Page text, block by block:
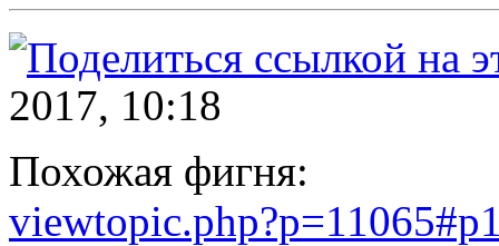
2017, 10:18
Похожая фигня: